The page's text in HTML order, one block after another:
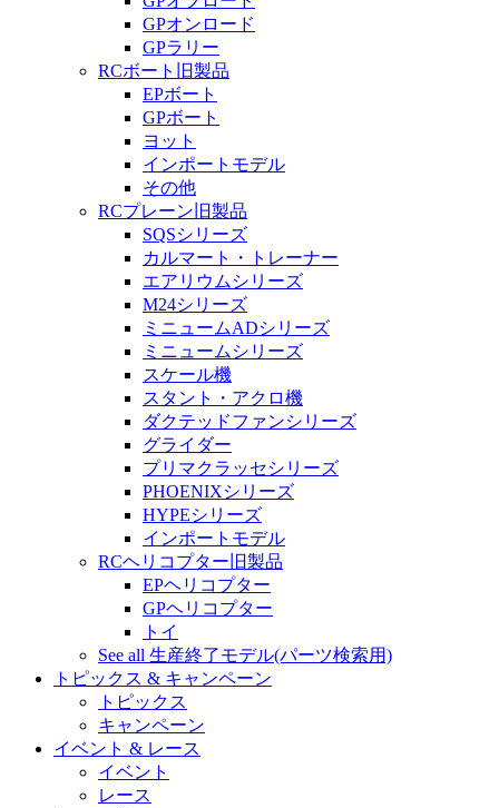
GPオンロード
GPラリー
RCボート旧製品
EPボート
GPボート
ヨット
インポートモデル
その他
RCプレーン旧製品
SQSシリーズ
カルマート・トレーナー
エアリウムシリーズ
M24シリーズ
ミニュームADシリーズ
ミニュームシリーズ
スケール機
スタント・アクロ機
ダクテッドファンシリーズ
グライダー
プリマクラッセシリーズ
PHOENIXシリーズ
HYPEシリーズ
インポートモデル
RCヘリコプター旧製品
EPヘリコプター
GPヘリコプター
トイ
See all 生産終了モデル(パーツ検索用)
トピックス & キャンペーン
トピックス
キャンペーン
イベント & レース
イベント
レース